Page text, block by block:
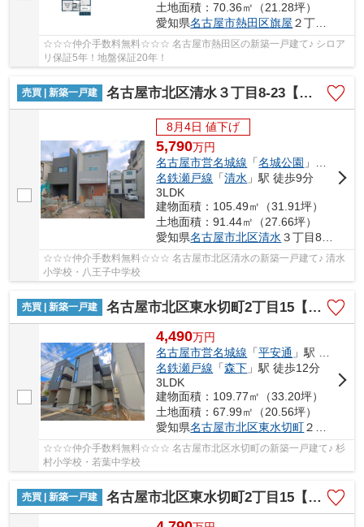
土地面積：70.36㎡（21.28坪）
愛知県名古屋市熱田区旗屋 ２丁目16-9
☆☆☆仲介手数料無料☆☆☆ 名古屋市熱田区の新築一戸建て♪ シロア
リ保証5年！地盤保証20年！
売買 | 新築一戸建 名古屋市北区清水３丁目8-23【仲介手数料無料】新築一戸建て 2号棟
8月4日 値下げ
5,790万円
名古屋市営名城線 「名城公園 」駅 徒歩8分
名鉄瀬戸線 「清水 」駅 徒歩9分
3LDK
建物面積：105.49㎡（31.91坪）
土地面積：91.44㎡（27.66坪）
愛知県名古屋市北区清水 ３丁目8-23
☆☆☆仲介手数料無料☆☆☆ 名古屋市北区清水の新築一戸建て♪ 清水
小学校・八王子中学校
売買 | 新築一戸建 名古屋市北区東水切町2丁目15【仲介手数料無料】新築一戸建て 1号棟
4,490万円
名古屋市営名城線 「平安通 」駅 徒歩10分
名鉄瀬戸線 「森下 」駅 徒歩12分
3LDK
建物面積：109.77㎡（33.20坪）
土地面積：67.99㎡（20.56坪）
愛知県名古屋市北区東水切町２丁目15
☆☆☆仲介手数料無料☆☆☆ 名古屋市北区水切町の新築一戸建て♪ 杉
村小学校・若葉中学校
売買 | 新築一戸建 名古屋市北区東水切町2丁目15【仲介手数料無料】新築一戸建て 2号棟